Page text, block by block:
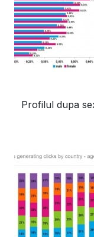
Profilul dupa